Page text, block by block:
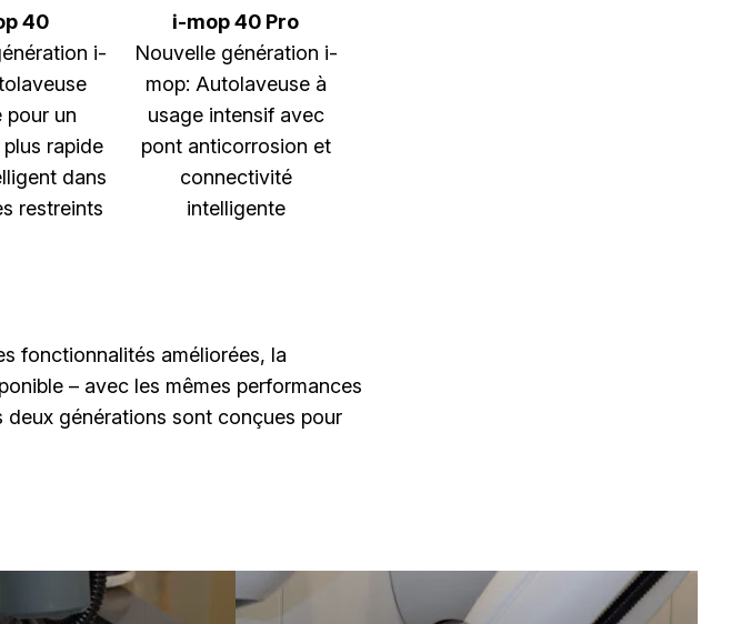
40
i-
pour un
rapide
dans
restreints
i-mop 40 Pro
Nouvelle génération i-
mop: Autolaveuse à
usage intensif avec
pont anticorrosion et
connectivité
intelligente
fonctionnalités améliorées, la
– avec les mêmes performances
deux générations sont conçues pour